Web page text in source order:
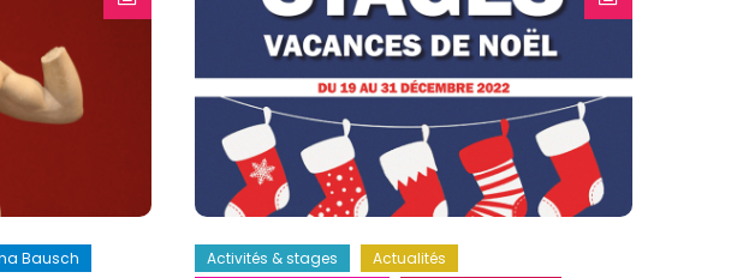
Bausch Activités & stages
Actualités